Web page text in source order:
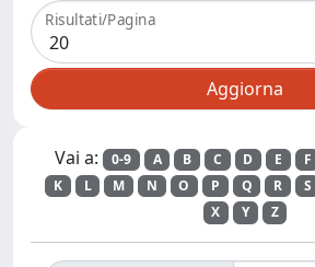
Risultati/Pagina
Vai a: 0-9 A B C D E F
K
L M N O P Q R S
X
Y Z